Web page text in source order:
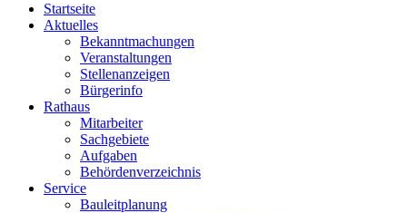
Startseite
Aktuelles
Bekanntmachungen
Veranstaltungen
Stellenanzeigen
Bürgerinfo
Rathaus
Mitarbeiter
Sachgebiete
Aufgaben
Behördenverzeichnis
Service
Bauleitplanung